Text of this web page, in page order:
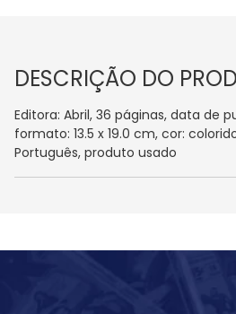
DESCRIÇÃO DO
Editora: Abril, 36 páginas, data de
formato: 13.5 x 19.0 cm, cor:
Português, produto usado